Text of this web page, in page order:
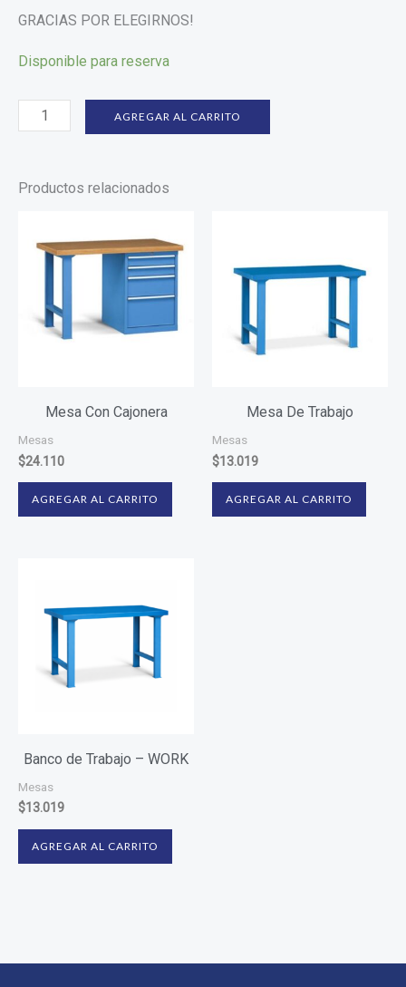
GRACIAS POR ELEGIRNOS!
Disponible para reserva
AGREGAR AL CARRITO
Productos relacionados
Mesa Con Cajonera
Mesas
$24.110
AGREGAR AL CARRITO
Mesa De Trabajo
Mesas
$13.019
AGREGAR AL CARRITO
Banco de Trabajo – WORK
Mesas
$13.019
AGREGAR AL CARRITO